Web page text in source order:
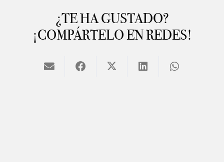
¿TE HA GUSTADO?
¡COMPÁRTELO EN REDES!